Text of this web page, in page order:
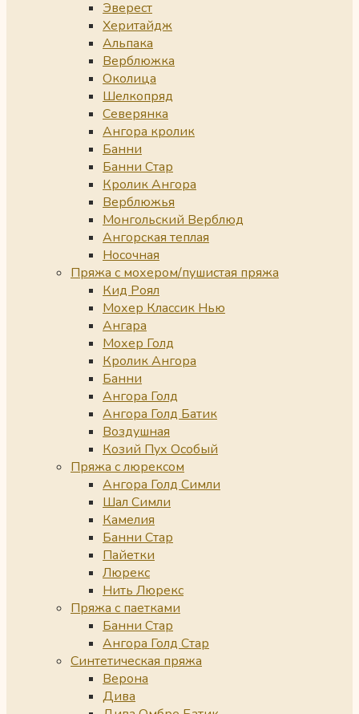
Эверест
Херитайдж
Альпака
Верблюжка
Околица
Шелкопряд
Северянка
Ангора кролик
Банни
Банни Стар
Кролик Ангора
Верблюжья
Монгольский Верблюд
Ангорская теплая
Носочная
Пряжа с мохером/пушистая пряжа
Кид Роял
Мохер Классик Нью
Ангара
Мохер Голд
Кролик Ангора
Банни
Ангора Голд
Ангора Голд Батик
Воздушная
Козий Пух Особый
Пряжа с люрексом
Ангора Голд Симли
Шал Симли
Камелия
Банни Стар
Пайетки
Люрекс
Нить Люрекс
Пряжа с паетками
Банни Стар
Ангора Голд Стар
Синтетическая пряжа
Верона
Дива